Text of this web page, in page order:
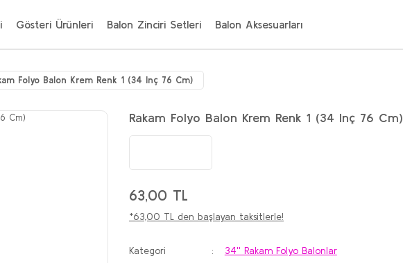
Gösteri Ürünleri Balon Zinciri Setleri Balon Aksesuarları
Folyo Balon Krem Renk 1 (34 Inç 76 Cm)
Rakam Folyo Balon Krem Renk 1 (34 Inç 76 Cm)
63,00 TL
*63,00 TL den başlayan taksitlerle!
Kategori
34'' Rakam Folyo Balonlar